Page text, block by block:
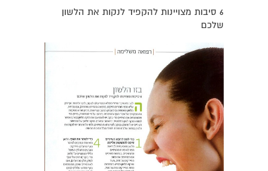
6 סיבות מצויינות להקפיד לנקות את הלשון
שלכם